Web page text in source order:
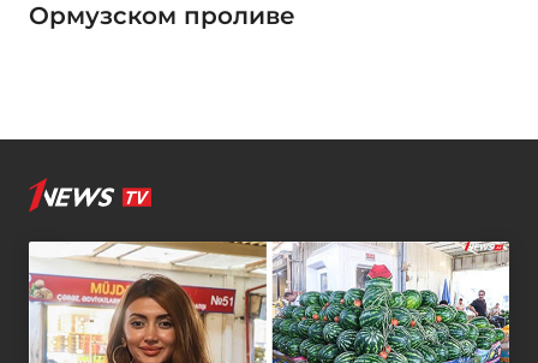
Ормузском проливе